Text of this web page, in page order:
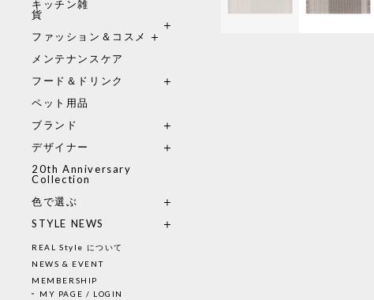
キッチン雑
貨
ファッション＆コスメ
メンテナンスケア
フード＆ドリンク
ペット用品
ブランド
デザイナー
20th Anniversary
Collection
色で選ぶ
STYLE NEWS
REAL Style について
NEWS & EVENT
MEMBERSHIP
MY PAGE / LOGIN